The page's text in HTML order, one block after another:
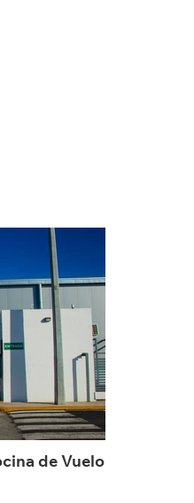
de Vuelo